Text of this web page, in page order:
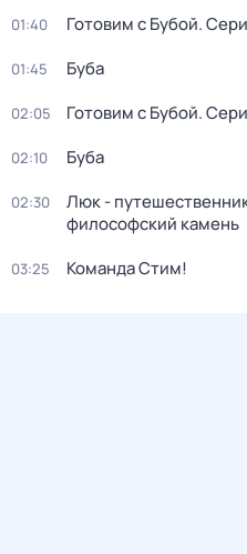
01:40 Готовим с Бубой.
01:45 Буба
02:05 Готовим с Бубой.
02:10 Буба
02:30
Люк -
философский камень
03:25 Команда Стим!